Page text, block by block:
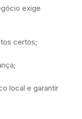
exige
certos;
local e garantir